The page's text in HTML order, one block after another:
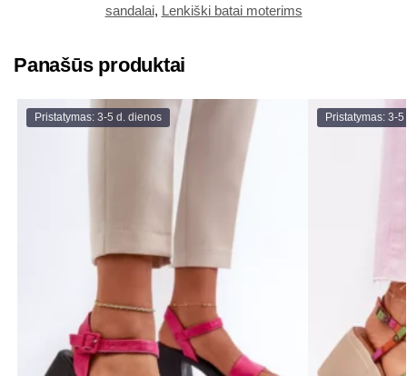
sandalai, Lenkiški batai moterims
Panašūs produktai
Pristatymas: 3-5 d. dienos Pristatymas: 3-